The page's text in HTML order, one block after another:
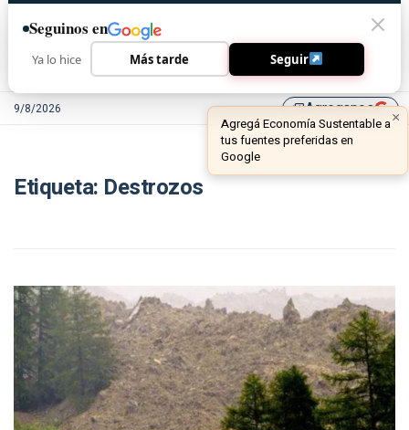
9/8/2026 library_addAgreganos ×
Agregá Economía Sustentable a
tus fuentes preferidas en
Google
Etiqueta: Destrozos
Seguinos en
Ya lo hice Más tarde Seguir